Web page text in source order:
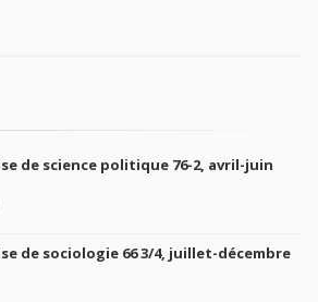
de science politique 76-2, avril-juin
de sociologie 66 3/4, juillet-décembre